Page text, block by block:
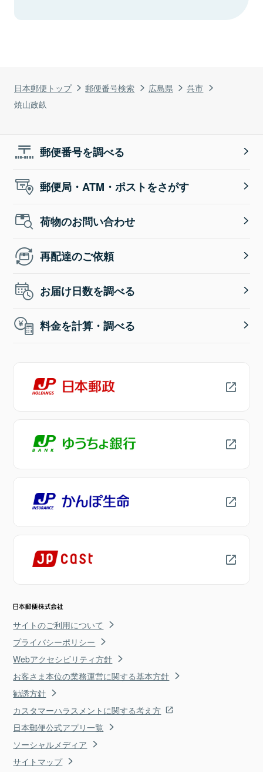
日本郵便トップ 郵便番号検索 広島県
呉市
焼山政畝
郵便番号を調べる
郵便局・ATM・ポストをさがす
荷物のお問い合わせ
再配達のご依頼
お届け日数を調べる
料金を計算・調べる
サイトのご利用について
プライバシーポリシー
Webアクセシビリティ方針
お客さま本位の業務運営に関する基本方針
勧誘方針
カスタマーハラスメントに関する考え方
日本郵便公式アプリ一覧
ソーシャルメディア
サイトマップ